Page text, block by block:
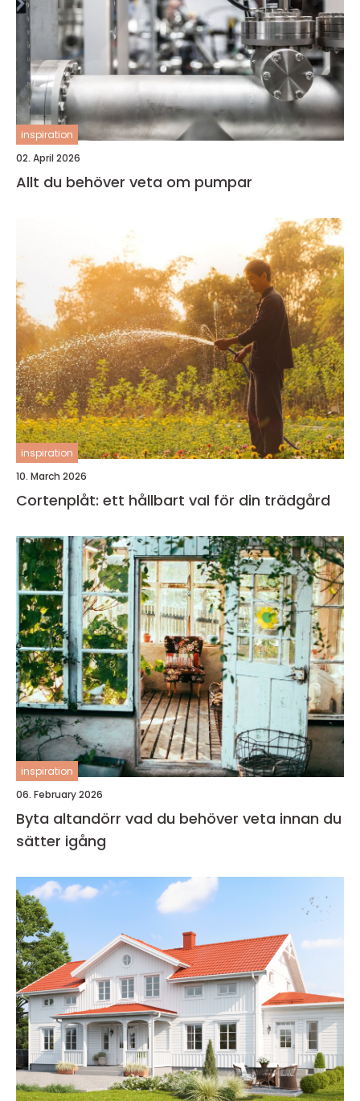
inspiration
02. April 2026
Allt du behöver veta om pumpar
inspiration
10. March 2026
Cortenplåt: ett hållbart val för din trädgård
inspiration
06. February 2026
Byta altandörr vad du behöver veta innan du
sätter igång